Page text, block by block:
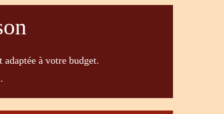
à votre budget.